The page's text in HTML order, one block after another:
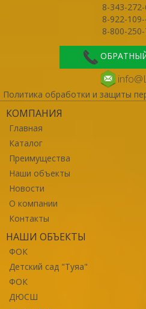
8-343-
8-922-
8-800-
Политика обработки и защиты
КОМПАНИЯ
Главная
Каталог
Преимущества
Наши объекты
Новости
О компании
Контакты
НАШИ ОБЪЕКТЫ
ФОК
Детский сад "Туяа"
ФОК
ДЮСШ